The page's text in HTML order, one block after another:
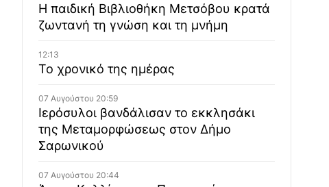
Η παιδική Βιβλιοθήκη Μετσόβου κρατά
ζωντανή τη γνώση και τη μνήμη
12:13
Το χρονικό της ημέρας
07 Αυγούστου 20:59
Ιερόσυλοι βανδάλισαν το εκκλησάκι
της Μεταμορφώσεως στον Δήμο
Σαρωνικού
07 Αυγούστου 20:44